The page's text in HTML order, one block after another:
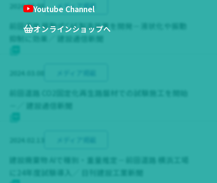
Youtube Channel
オンラインショップへ
2024.03.08 メディア掲載
前田道路 移動式CAE製造装置を開発－液状化や振動
抑制に効果／ 建設通信新聞
前田道路 CO2固定化再生路盤材での試験施工を開始
－／ 建設通信新聞
建設廃棄物 AIで種別・重量推定－前田道路 横浜工場
に24年度試験導入／ 日刊建設工業新聞